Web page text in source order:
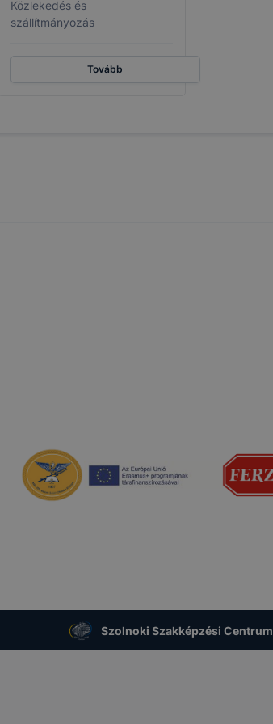
Közlekedés és
szállítmányozás
Tovább
Szolnoki Szakképzési Centrum